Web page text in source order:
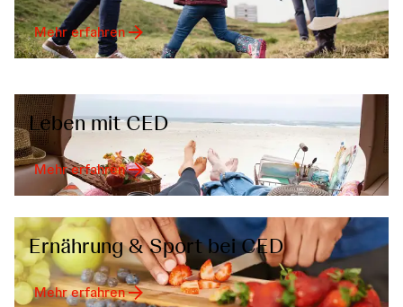
Mehr erfahren
Leben mit CED
Mehr erfahren
Ernährung & Sport bei CED
Mehr erfahren